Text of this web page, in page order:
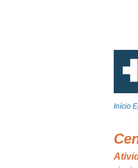
Início